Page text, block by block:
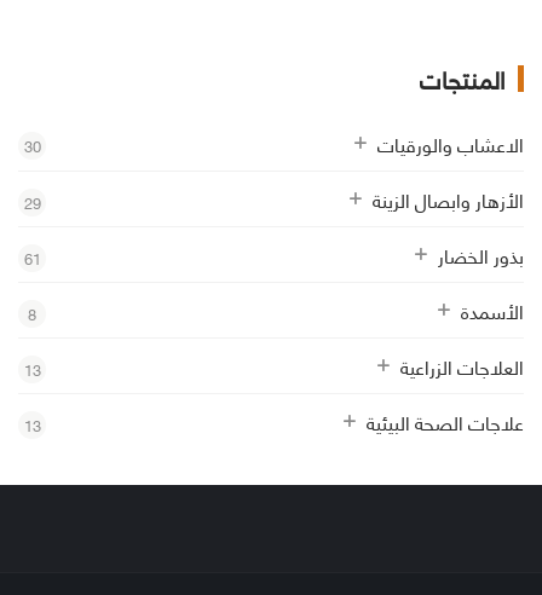
المنتجات
الاعشاب والورقيات 30
الأزهار وابصال الزينة 29
بذور الخضار 61
الأسمدة 8
العلاجات الزراعية 13
علاجات الصحة البيئية 13